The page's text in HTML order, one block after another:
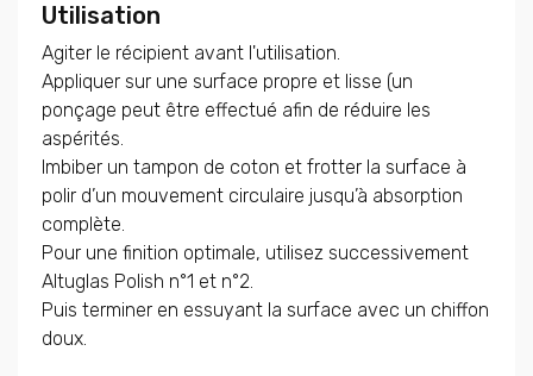
Utilisation
Agiter le récipient avant l'utilisation.
Appliquer sur une surface propre et lisse (un
ponçage peut être effectué afin de réduire les
aspérités.
Imbiber un tampon de coton et frotter la surface à
polir d’un mouvement circulaire jusqu’à absorption
complète.
Pour une finition optimale, utilisez successivement
Altuglas Polish n°1 et n°2.
Puis terminer en essuyant la surface avec un chiffon
doux.